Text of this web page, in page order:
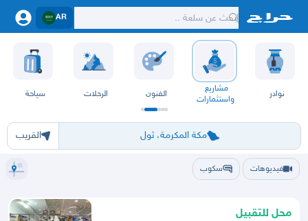
AR
نوادر
مشاريع
واستثمارات
الفنون الرحلات سياحة
مكة المكرمة، ثول
الرياض ينبع حفر الباطن المدينة أبها عسير الباحة
القريب
فيديوهات سكوب
محل للتقبيل